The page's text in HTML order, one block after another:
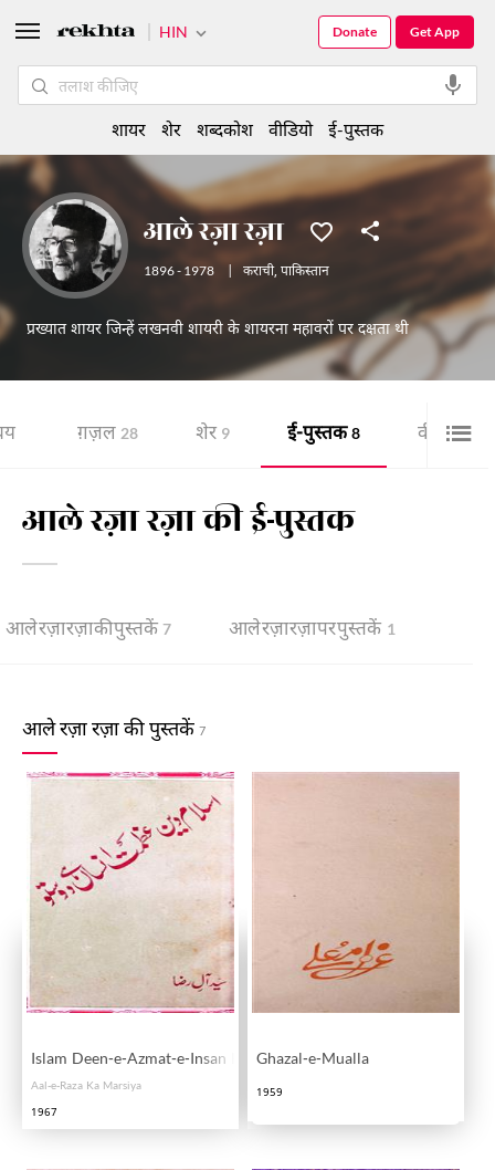
आले रज़ा रज़ा
1896 - 1978 कराची, पाकिस्तान
प्रख्यात शायर जिन्हें लखनवी शायरी के शायरना महावरों पर दक्षता थी
ग़ज़ल 28 शेर 9 ई-पुस्तक 8 वीडियो 4
आले रज़ा रज़ा की ई-पुस्तक
आले रज़ा रज़ा की पुस्तकें 7 आले रज़ा रज़ा पर पुस्तकें 1
आले रज़ा रज़ा की पुस्तकें 7
Islam Deen-e-Azmat-e-Insan Hai Dosto
Aal-e-Raza Ka Marsiya
1967
Ghazal-e-Mualla
1959
HIN Get App
Donate
शायर शेर शब्दकोश वीडियो ई-पुस्तक